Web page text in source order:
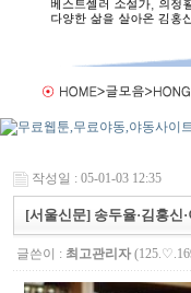
작성일 : 05-01-03 12:35
[서울신문] 송두율·김홍신
글쓴이 : 최고관리자